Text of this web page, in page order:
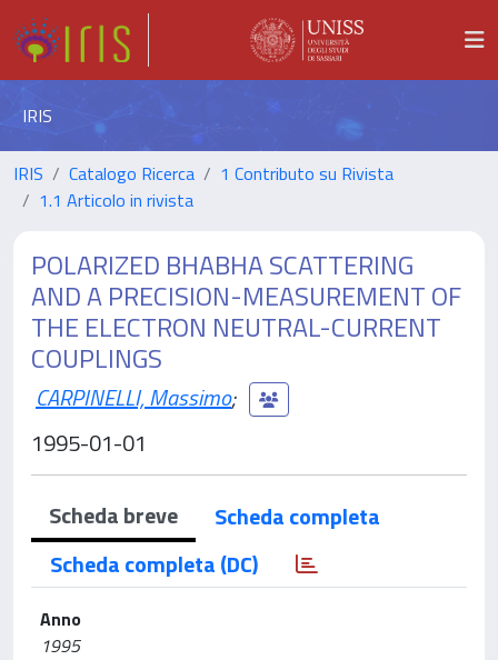
IRIS
IRIS Catalogo Ricerca
1 Contributo su Rivista
1.1 Articolo in rivista
POLARIZED BHABHA SCATTERING
AND A PRECISION-MEASUREMENT OF
THE ELECTRON NEUTRAL-CURRENT
COUPLINGS
CARPINELLI, Massimo;
1995-01-01
Scheda breve
Scheda completa
Scheda completa (DC)
Anno
1995